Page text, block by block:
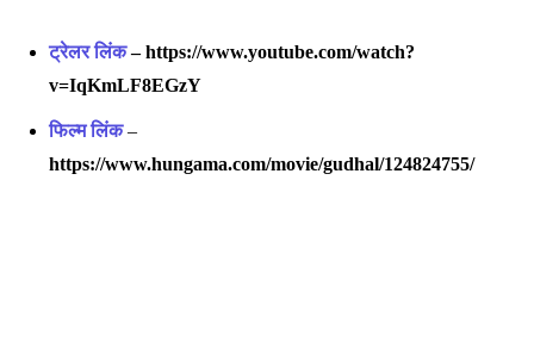
ट्रेलर लिंक– https://www.youtube.com/watch?
v=IqKmLF8EGzY
फिल्म लिंक–
https://www.hungama.com/movie/gudhal/124824755/